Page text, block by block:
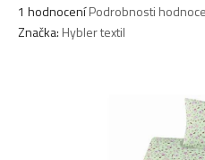
Průměrné
hodnocení
1 hodnoceníPodrobnosti
Značka: Hybler textil